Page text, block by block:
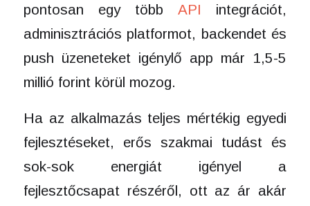
pontosan egy több API integrációt,
adminisztrációs platformot, backendet és
push üzeneteket igénylő app már 1,5-5
millió forint körül mozog.
Ha az alkalmazás teljes mértékig egyedi
fejlesztéseket, erős szakmai tudást és
sok-sok energiát igényel a
fejlesztőcsapat részéről, ott az ár akár